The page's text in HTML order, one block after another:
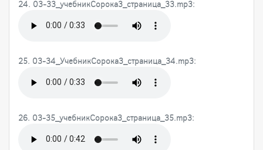
24. 03-33_учебникСорока3_страница_33.mp3:
25. 03-34_УчебникСорока3_страница_34.mp3:
26. 03-35_учебникСорока3_страница_35.mp3: